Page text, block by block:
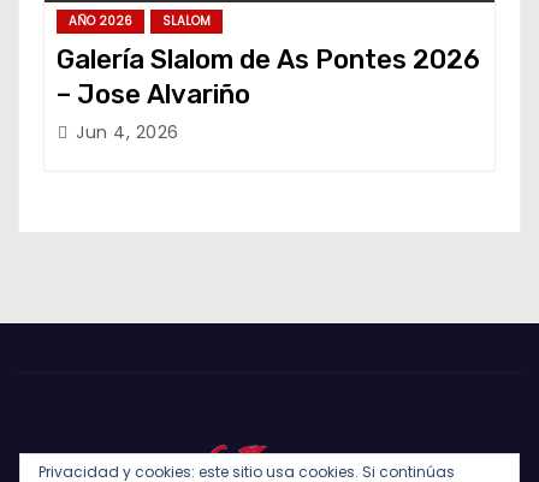
AÑO 2026 SLALOM
Galería Slalom de As Pontes 2026
– Jose Alvariño
Jun 4, 2026
Privacidad y cookies: este sitio usa cookies. Si continúas